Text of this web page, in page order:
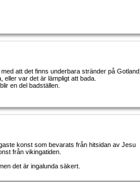
att det finns underbara stränder på Gotland,
eller var det är lämpligt att bada.
en del badställen.
konst som bevarats från hitsidan av Jesu
från vikingatiden.
det är ingalunda säkert.